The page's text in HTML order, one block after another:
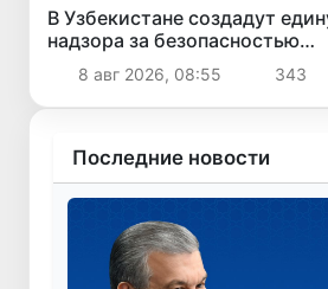
В Узбекистане создадут
надзора за безопасностью
непродовольственных
8 авг 2026, 08:55 343
Последние новости